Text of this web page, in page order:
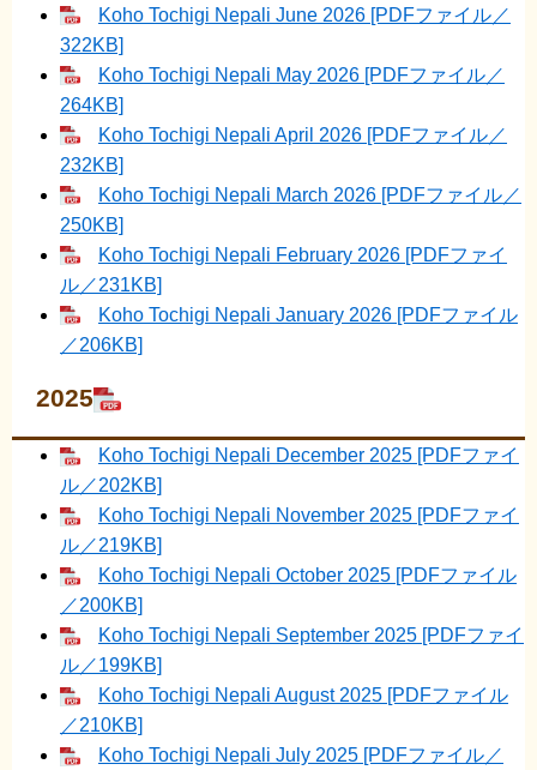
Koho Tochigi Nepali June 2026 [PDFファイル／
322KB]
Koho Tochigi Nepali May 2026 [PDFファイル／
264KB]
Koho Tochigi Nepali April 2026 [PDFファイル／
232KB]
Koho Tochigi Nepali March 2026 [PDFファイル／
250KB]
Koho Tochigi Nepali February 2026 [PDFファイ
ル／231KB]
Koho Tochigi Nepali January 2026 [PDFファイル
／206KB]
2025
Koho Tochigi Nepali December 2025 [PDFファイ
ル／202KB]
Koho Tochigi Nepali November 2025 [PDFファイ
ル／219KB]
Koho Tochigi Nepali October 2025 [PDFファイル
／200KB]
Koho Tochigi Nepali September 2025 [PDFファイ
ル／199KB]
Koho Tochigi Nepali August 2025 [PDFファイル
／210KB]
Koho Tochigi Nepali July 2025 [PDFファイル／